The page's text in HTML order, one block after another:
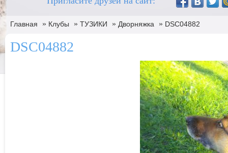
Главная » Клубы » ТУЗИКИ » Дворняжка » DSC04882
DSC04882